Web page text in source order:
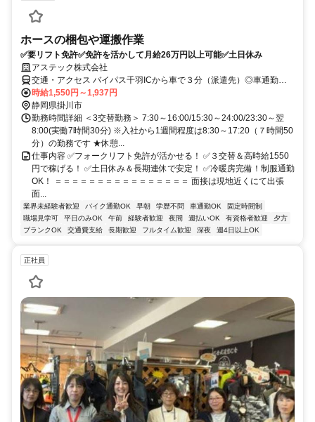
ホースの梱包や運搬作業
✅要リフト免許✅免許を活かして月給26万円以上可能✅土日休み
アステック株式会社
交通・アクセス バイパス千羽ICから車で３分（派遣先）◎車通勤Ｏ
Ｋ！
時給1,550円～1,937円
静岡県掛川市
勤務時間詳細 ＜3交替勤務＞ 7:30～16:00/15:30～24:00/23:30～翌
8:00(実働7時間30分) ※入社から1週間程度は8:30～17:20（７時間50
分）の勤務です ★休憩...
仕事内容 ✅フォークリフト免許が活かせる！ ✅３交替＆高時給1550
円で稼げる！ ✅土日休み＆長期連休で安定！ ✅冷暖房完備！制服通勤
OK！ ＝＝＝＝＝＝＝＝＝＝＝＝＝＝＝＝ 面接は現地近くにて出張
面...
業界未経験者歓迎 バイク通勤OK 早朝 学歴不問 車通勤OK
固定時間制
職場見学可
平日のみOK 午前 経験者歓迎 夜間 週払いOK 有資格者歓迎
夕方
ブランクOK
交通費支給 長期歓迎 フルタイム歓迎 深夜 週4日以上OK
正社員